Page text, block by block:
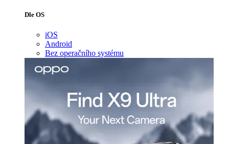
Dle OS
iOS
Android
Bez operačního systému